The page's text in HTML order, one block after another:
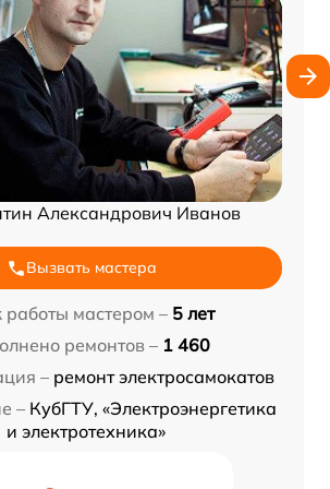
Александрович Иванов
Вызвать мастера
работы мастером – 5 лет
ремонтов – 1 460
– ремонт электросамокатов
– КубГТУ, «Электроэнергетика
и электротехника»